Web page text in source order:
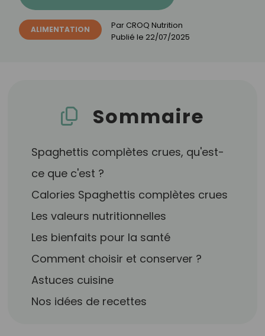
ALIMENTATION Par CROQ Nutrition
Publié le 22/07/2025
Sommaire
Spaghettis complètes crues, qu'est-
ce que c'est ?
Calories Spaghettis complètes crues
Les valeurs nutritionnelles
Les bienfaits pour la santé
Comment choisir et conserver ?
Astuces cuisine
Nos idées de recettes